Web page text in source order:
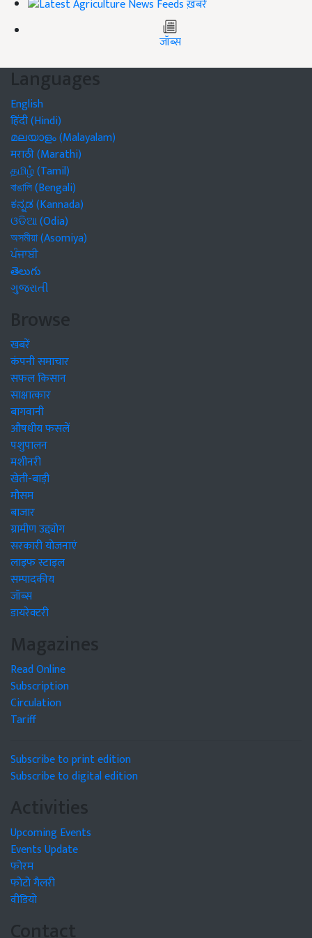
ख़बरें
जॉब्स
Languages
English
हिंदी (Hindi)
മലയാളം (Malayalam)
मराठी (Marathi)
தமிழ் (Tamil)
বাঙালি (Bengali)
ಕನ್ನಡ (Kannada)
ଓଡିଆ (Odia)
অসমীয়া (Asomiya)
ਪੰਜਾਬੀ
తెలుగు
ગુજરાતી
Browse
खबरें
कंपनी समाचार
सफल किसान
साक्षात्कार
बागवानी
औषधीय फसलें
पशुपालन
मशीनरी
खेती-बाड़ी
मौसम
बाजार
ग्रामीण उद्द्योग
सरकारी योजनाएं
लाइफ स्टाइल
सम्पादकीय
जॉब्स
डायरेक्टरी
Magazines
Read Online
Subscription
Circulation
Tariff
Subscribe to print edition
Subscribe to digital edition
Activities
Upcoming Events
Events Update
फोरम
फोटो गैलरी
वीडियो
Contact